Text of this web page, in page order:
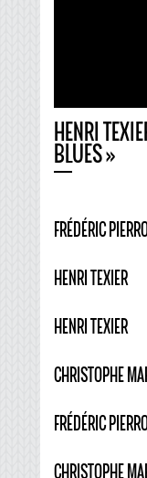
HENRI
BLUES »
FRÉDÉRIC
HENRI TEXIER
HENRI TEXIER
CHRISTOPHE
FRÉDÉRIC
CHRISTOPHE